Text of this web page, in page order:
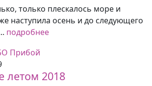
только плескалось море и
наступила осень и до следующего
подробнее
летом 2018